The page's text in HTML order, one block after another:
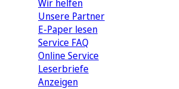
Wir helfen
Unsere Partner
E-Paper lesen
Service FAQ
Online Service
Leserbriefe
Anzeigen